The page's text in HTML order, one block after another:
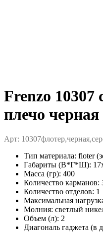
Frenzo 10307
плечо черная
Арт:
Тип материала: floter
Габариты (В*Г*Ш):
Масса (гр): 400
Количество карманов:
Количество отделов: 1
Максимальная
Молния: светлый
Объем (л): 2
Диагональ гаджета (в